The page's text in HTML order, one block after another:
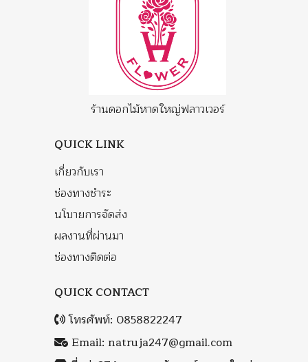
ร้านดอกไม้หาดใหญ่ฟลาวเวอร์
QUICK LINK
เกี่ยวกับเรา
ช่องทางชำระ
นโบายการจัดส่ง
ผลงานที่ผ่านมา
ช่องทางติดต่อ
QUICK CONTACT
โทรศัพท์: 0858822247
Email: natruja247@gmail.com